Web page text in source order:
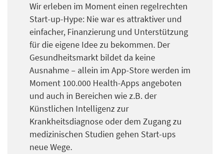
Wir erleben im Moment einen regelrechten
Start-up-Hype: Nie war es attraktiver und
einfacher, Finanzierung und Unterstützung
für die eigene Idee zu bekommen. Der
Gesundheitsmarkt bildet da keine
Ausnahme – allein im App-Store werden im
Moment 100.000 Health-Apps angeboten
und auch in Bereichen wie z.B. der
Künstlichen Intelligenz zur
Krankheitsdiagnose oder dem Zugang zu
medizinischen Studien gehen Start-ups
neue Wege.